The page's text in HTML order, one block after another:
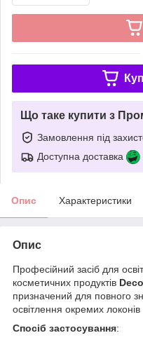
Що таке купити з
Замовлення під
Доступна доставка
Опис Характеристики
Опис
Професійний засіб для
косметичних продуктів
призначений для повного
освітлення окремих
Спосіб застосування: